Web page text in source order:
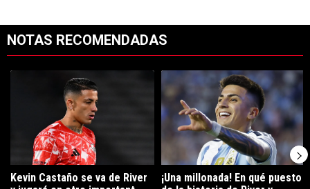
NOTAS RECOMENDADAS
Un artículo de tendencia con el título "Kevin Castaño se va de
Kevin Castaño se va de River
Un artículo de tendencia con el
¡Una millonada! En qué puesto